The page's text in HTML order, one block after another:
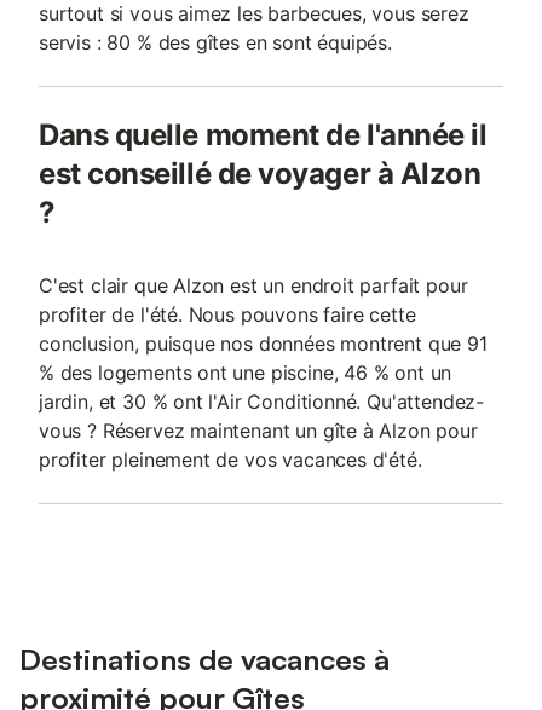
surtout si vous aimez les barbecues, vous serez
servis : 80 % des gîtes en sont équipés.
Dans quelle moment de l'année il
est conseillé de voyager à Alzon
?
C'est clair que Alzon est un endroit parfait pour
profiter de l'été. Nous pouvons faire cette
conclusion, puisque nos données montrent que 91
% des logements ont une piscine, 46 % ont un
jardin, et 30 % ont l'Air Conditionné. Qu'attendez-
vous ? Réservez maintenant un gîte à Alzon pour
profiter pleinement de vos vacances d'été.
Destinations de vacances à
proximité pour Gîtes